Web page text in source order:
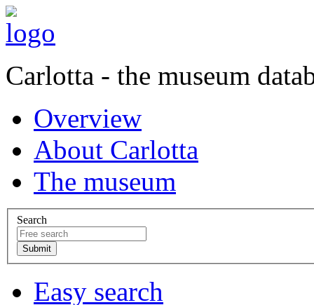
Carlotta - the museum
Overview
About Carlotta
The museum
Search
Easy search